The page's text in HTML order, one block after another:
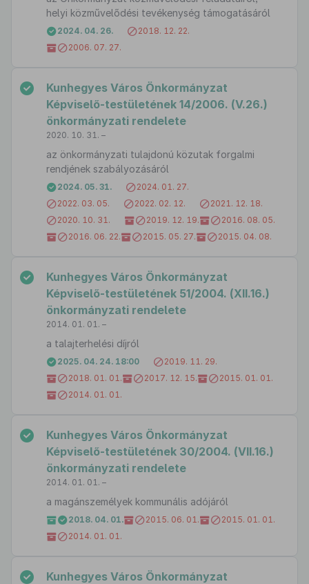
helyi közművelődési tevékenység támogatásáról
2024. 04. 26.
2018. 12. 22.
2006. 07. 27.
Kunhegyes Város Önkormányzat
Képviselő-testületének 14/2006. (V.26.)
önkormányzati rendelete
2020. 10. 31. –
az önkormányzati tulajdonú közutak forgalmi
rendjének szabályozásáról
2024. 05. 31.
2024. 01. 27.
2022. 03. 05.
2022. 02. 12.
2021. 12. 18.
2020. 10. 31.
2019. 12. 19.
2016. 08. 05.
2016. 06. 22.
2015. 05. 27. 2015. 04. 08.
Kunhegyes Város Önkormányzat
Képviselő-testületének 51/2004. (XII.16.)
önkormányzati rendelete
2014. 01. 01. –
a talajterhelési díjról
2025. 04. 24. 18:00
2019. 11. 29.
2018. 01. 01.
2017. 12. 15.
2015. 01. 01.
2014. 01. 01.
Kunhegyes Város Önkormányzat
Képviselő-testületének 30/2004. (VII.16.)
önkormányzati rendelete
2014. 01. 01. –
a magánszemélyek kommunális adójáról
2018. 04. 01. 2015. 06. 01.
2015. 01. 01.
2014. 01. 01.
Kunhegyes Város Önkormányzat